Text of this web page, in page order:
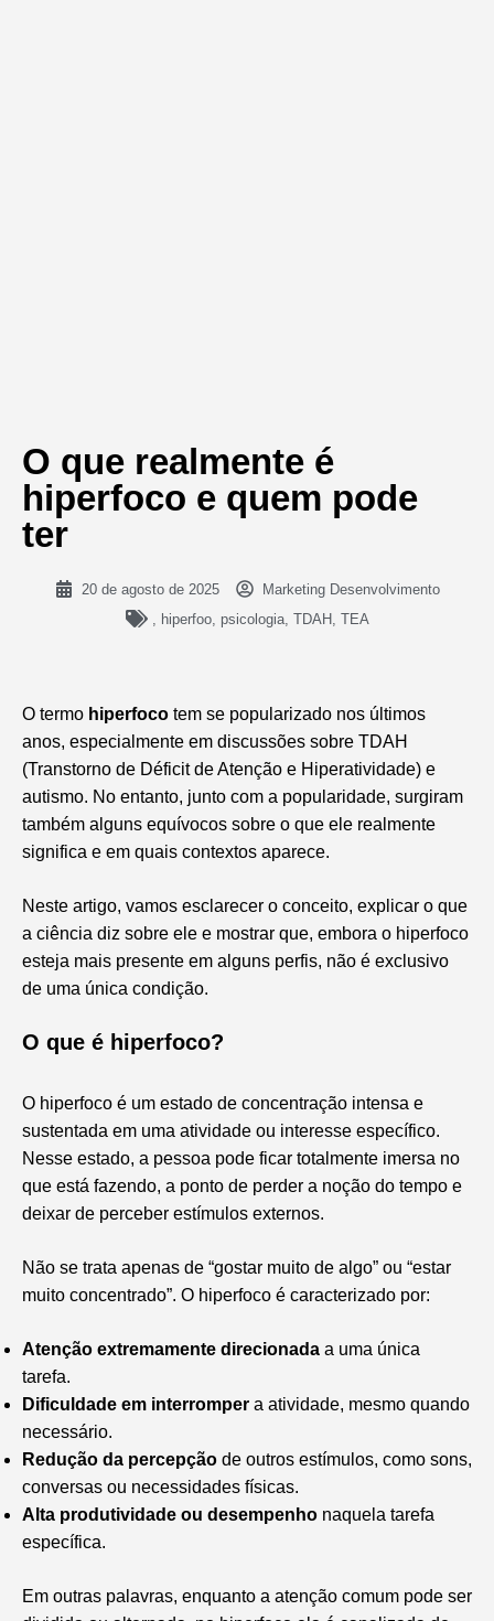
O que realmente é
hiperfoco e quem pode
ter
20 de agosto de 2025
Marketing Desenvolvimento
hiperfoo, psicologia, TDAH, TEA
O termo hiperfoco tem se popularizado nos últimos
anos, especialmente em discussões sobre TDAH
(Transtorno de Déficit de Atenção e Hiperatividade) e
autismo. No entanto, junto com a popularidade, surgiram
também alguns equívocos sobre o que ele realmente
significa e em quais contextos aparece.
Neste artigo, vamos esclarecer o conceito, explicar o que
a ciência diz sobre ele e mostrar que, embora o hiperfoco
esteja mais presente em alguns perfis, não é exclusivo
de uma única condição.
O que é hiperfoco?
O hiperfoco é um estado de concentração intensa e
sustentada em uma atividade ou interesse específico.
Nesse estado, a pessoa pode ficar totalmente imersa no
que está fazendo, a ponto de perder a noção do tempo e
deixar de perceber estímulos externos.
Não se trata apenas de “gostar muito de algo” ou “estar
muito concentrado”. O hiperfoco é caracterizado por:
Atenção extremamente direcionada a uma única
tarefa.
Dificuldade em interromper a atividade, mesmo quando
necessário.
Redução da percepção de outros estímulos, como sons,
conversas ou necessidades físicas.
Alta produtividade ou desempenho naquela tarefa
específica.
Em outras palavras, enquanto a atenção comum pode ser